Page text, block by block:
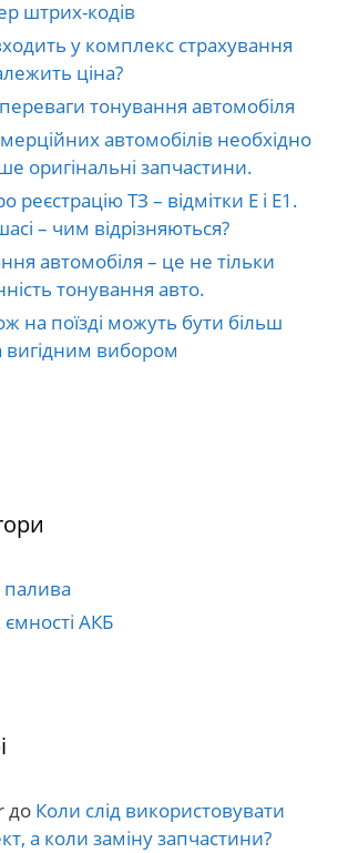
штрих-кодів
у комплекс страхування
ціна?
тонування автомобіля
автомобілів необхідно
оригінальні запчастини.
реєстрацію ТЗ – відмітки E і E1.
– чим відрізняються?
автомобіля – це не тільки
тонування авто.
на поїзді можуть бути більш
вибором
палива
АКБ
до Коли слід використовувати
а коли заміну запчастини?